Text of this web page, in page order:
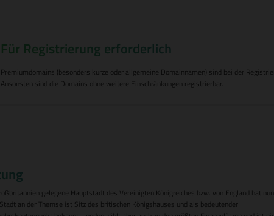
Für Registrierung erforderlich
Premiumdomains (besonders kurze oder allgemeine Domainnamen) sind bei der
Ansonsten sind die Domains ohne weitere Einschränkungen registrierbar.
gelegene Hauptstadt des Vereinigten Königreiches bzw. von England hat nun
an der Themse ist Sitz des britischen Königshauses und als bedeutender